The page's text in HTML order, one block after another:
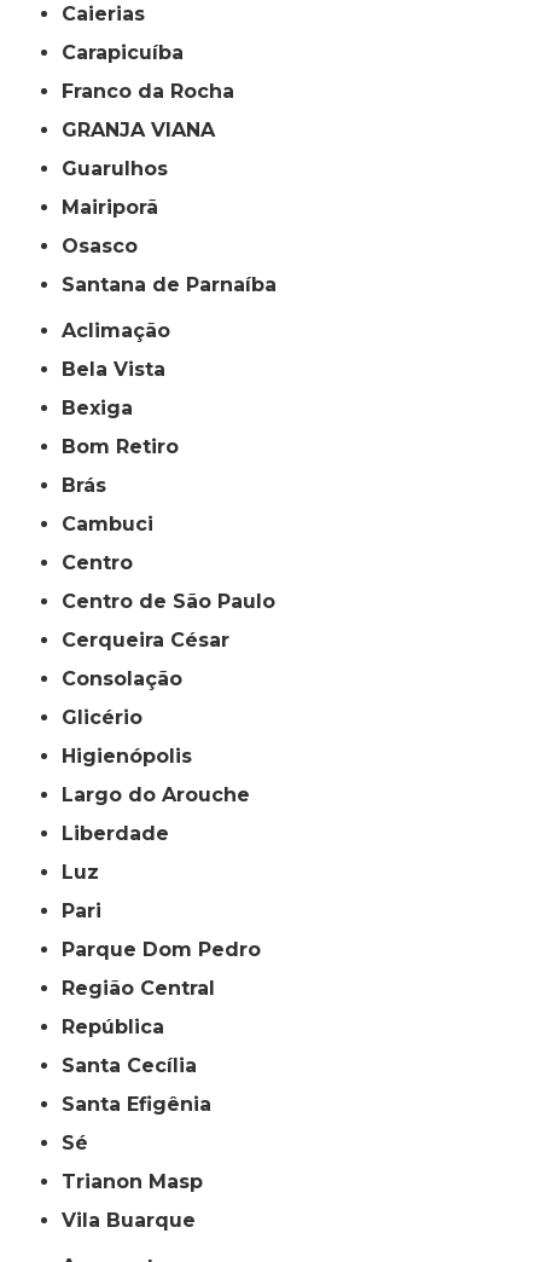
Caierias
Carapicuíba
Franco da Rocha
GRANJA VIANA
Guarulhos
Mairiporã
Osasco
Santana de Parnaíba
Aclimação
Bela Vista
Bexiga
Bom Retiro
Brás
Cambuci
Centro
Centro de São Paulo
Cerqueira César
Consolação
Glicério
Higienópolis
Largo do Arouche
Liberdade
Luz
Pari
Parque Dom Pedro
Região Central
República
Santa Cecília
Santa Efigênia
Sé
Trianon Masp
Vila Buarque